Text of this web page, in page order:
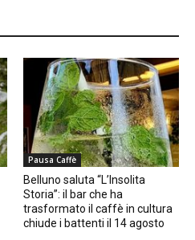
Pausa Caffè
Belluno saluta “L’Insolita
Storia”: il bar che ha
trasformato il caffè in cultura
chiude i battenti il 14 agosto